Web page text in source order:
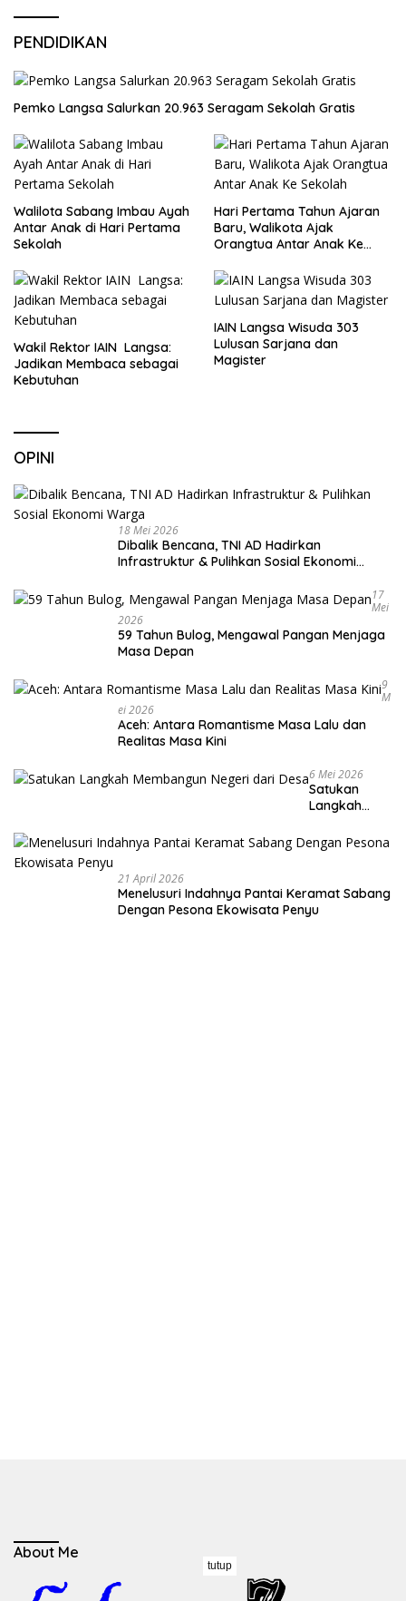
PENDIDIKAN
Pemko Langsa Salurkan 20.963 Seragam Sekolah Gratis
Walilota Sabang Imbau Ayah
Antar Anak di Hari Pertama
Sekolah
Hari Pertama Tahun Ajaran
Baru, Walikota Ajak
Orangtua Antar Anak Ke
Wakil Rektor IAIN Langsa:
Jadikan Membaca sebagai
Kebutuhan
IAIN Langsa Wisuda 303
Lulusan Sarjana dan
Magister
OPINI
18 Mei 2026
Dibalik Bencana, TNI AD Hadirkan
Infrastruktur & Pulihkan Sosial Ekonomi
17
Mei
2026
59 Tahun Bulog, Mengawal Pangan Menjaga
Masa Depan
9
M
Ei 2026
Aceh: Antara Romantisme Masa Lalu dan
Realitas Masa Kini
6 Mei 2026
Satukan
Langkah
Negeri dari
Desa
21 April 2026
Menelusuri Indahnya Pantai Keramat Sabang
Dengan Pesona Ekowisata Penyu
About Me
tutup